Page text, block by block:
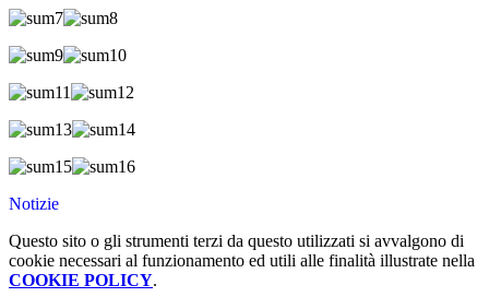
Notizie
Questo sito o gli strumenti terzi da questo utilizzati si avvalgono di
cookie necessari al funzionamento ed utili alle finalità illustrate nella
COOKIE POLICY.